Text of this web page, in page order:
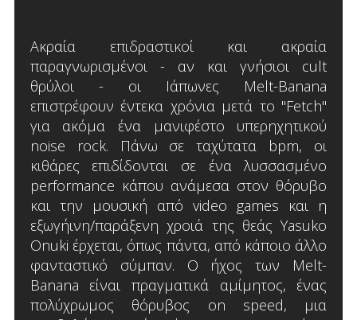
Ακραία επιδραστικοί και ακραία
παραγνωρισμένοι - αν και γνήσιοι cult
θρύλοι - οι Ιάπωνες Melt-Banana
επιστρέφουν έντεκα χρόνια μετά το "Fetch"
για ακόμα ένα μανιφέστο υπερηχητικού
noise rock. Πάνω σε ταχύτατα bpm, οι
κιθάρες επιδίδονται σε ένα λυσσασμένο
performance κάπου ανάμεσα στον θόρυβο
και την μουσική από video games και η
εξωγήινη/παράξενη χροιά της θεάς Yasuko
Onuki έρχεται, όπως πάντα, από κάποιο άλλο
φανταστικό σύμπαν. Ο ήχος των Melt-
Banana είναι πραγματικά αμίμητος, ένας
πολύχρωμος θόρυβος on speed, μια